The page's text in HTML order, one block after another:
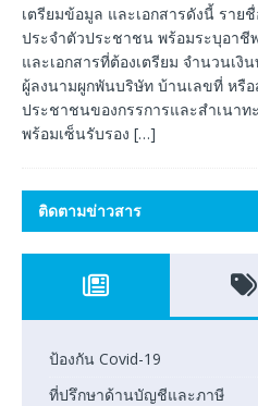
เตรียมข้อมูล และเอกสารดังนี้ ราย
ประจำตัวประชาชน พร้อมระบุอาชี
และเอกสารที่ต้องเตรียม จำนวนเงิ
ผู้ลงนามผูกพันบริษัท บ้านเลขที่ หรื
ประชาชนของกรรการและสำเนา
พร้อมเซ็นรับรอง […]
ติดตามข่าวสาร
ป้องกัน Covid-19
ที่ปรึกษาด้านบัญชีและภาษี